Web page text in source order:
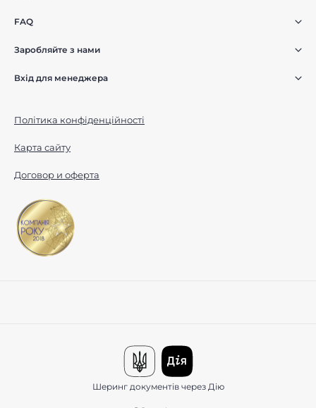
FAQ
Заробляйте з нами
Вхід для менеджера
Політика конфіденційності
Карта сайту
Договор и оферта
Шеринг документів через Дію